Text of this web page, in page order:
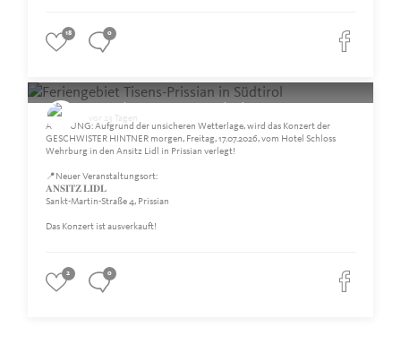
18 0
vor 23 Tagen
ACHTUNG: Aufgrund der unsicheren Wetterlage, wird das Konzert der
GESCHWISTER HINTNER morgen, Freitag, 17.07.2026, vom Hotel Schloss
Wehrburg in den Ansitz Lidl in Prissian verlegt!
📍Neuer Veranstaltungsort:
𝐀𝐍𝐒𝐈𝐓𝐙 𝐋𝐈𝐃𝐋
Sankt-Martin-Straße 4, Prissian
Das Konzert ist ausverkauft!
2 0